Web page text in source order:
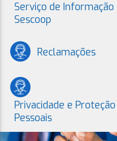
Serviço de Informação
Sescoop
Reclamações
Privacidade e
Pessoais